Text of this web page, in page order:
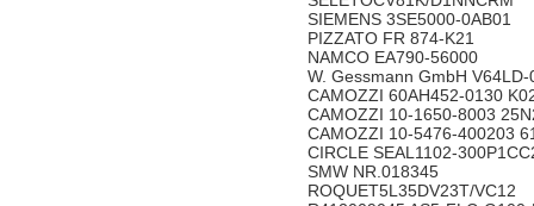
SIEMENS 3SE5000-0AB01
PIZZATO FR 874-K21
NAMCO EA790-56000
W. Gessmann GmbH
CAMOZZI 60AH452-0130
CAMOZZI 10-1650-8003
CAMOZZI 10-5476-400203
CIRCLE SEAL1102-
SMW NR.018345
ROQUET5L35DV23T/VC12